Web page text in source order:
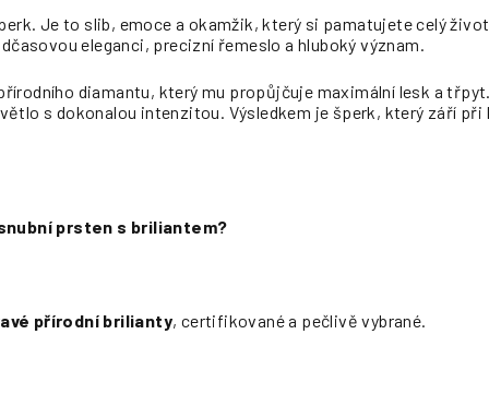
Je to slib, emoce a okamžik, který si pamatujete celý
eleganci, precizní řemeslo a hluboký význam.
diamantu, který mu propůjčuje maximální lesk a
s dokonalou intenzitou. Výsledkem je šperk, který září
prsten s briliantem?
přírodní brilianty, certifikované a pečlivě vybrané.